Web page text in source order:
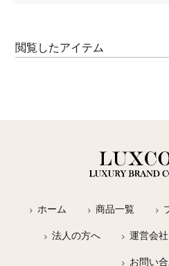
閲覧したアイテム
ホーム 商品一覧
法人の方へ 運営会社
お問い